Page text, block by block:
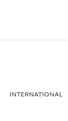
INTERNAŢIONAL